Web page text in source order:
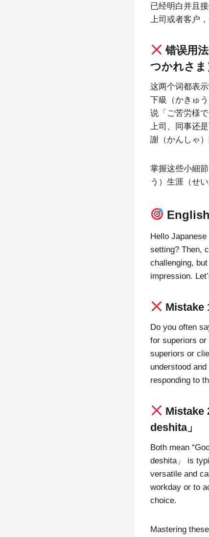
已经明白并且
上司或者客户
错误用
つかれさま
这两个词都表
下級（かきゅ
说「ご苦労様
上司、同事还
謝（かんしゃ
掌握这些小細
う）生涯（せ
English
Hello
setting? Then,
challenging,
impression.
Mistake
Do you often
for superiors or
superiors or
understood
responding to
Mistake
deshita」
Both mean
deshita」 is
versatile and
workday or to
choice.
Mastering